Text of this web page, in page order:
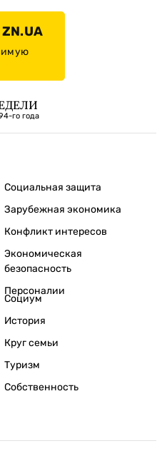
го года
Социальная защита
Зарубежная экономика
Конфликт интересов
Экономическая
безопасность
Персоналии
Социум
История
Круг семьи
Туризм
Собственность